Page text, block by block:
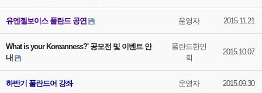
유엔젤보이스 폴란드 공연 운영자 2015.11.21
What is your Koreanness?' 공모전 및 이벤트 안
내
폴란드한인
회
2015.10.07
하반기 폴란드어 강좌 운영자 2015.09.30